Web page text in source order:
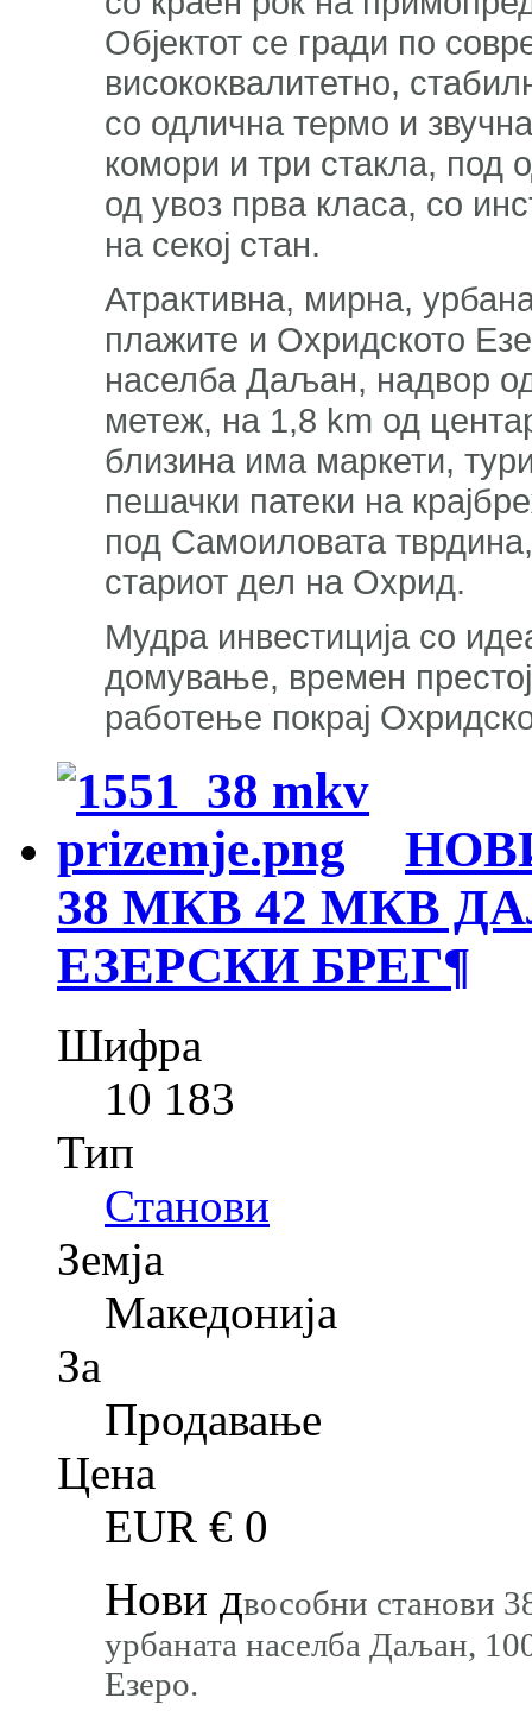
Објектот се гради по
висококвалитетно,
со одлична термо и
комори и три стакла, под
од увоз прва класа, со
на секој стан.
Атрактивна, мирна,
плажите и Охридското
населба Даљан, надвор
метеж, на 1,8 km од
близина има маркети,
пешачки патеки на
под Самоиловата
стариот дел на Охрид.
Мудра инвестиција со
домување, времен
работење покрај
38 МКВ 42 МКВ
ЕЗЕРСКИ БРЕГ¶
Шифра
10 183
Тип
Станови
Земја
Македонија
За
Продавање
Цена
EUR € 0
Нови двособни станови
урбаната населба Даљан,
Езеро.